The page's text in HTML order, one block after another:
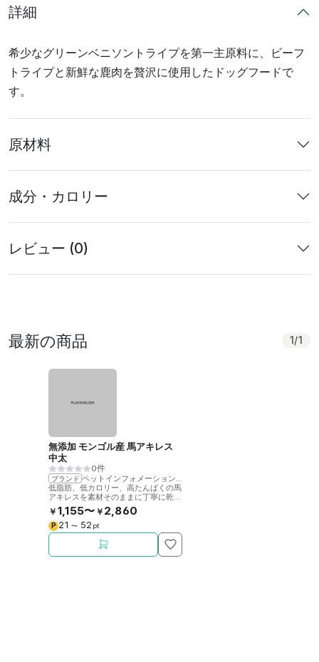
詳細
希少なグリーンベニソントライプを第一主原料に、ビーフ
トライプと新鮮な鹿肉を贅沢に使用したドッグフードで
す。
原材料
成分・カロリー
レビュー (0)
最新の商品 1 /1
無添加 モンゴル産 馬アキレス
中太
0件
ブランド
低脂肪、低カロリー、高たんぱくの馬
アキレスを素材そのままに丁寧に乾燥
させました。噛むことで歯の健康をサ
ポート。
￥ 1,155〜 ￥ 2,860
P 21 〜 52 pt